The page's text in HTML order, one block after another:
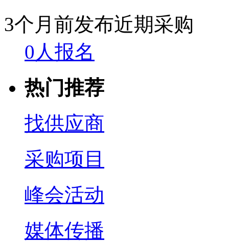
3个月前发布近期采购
0人报名
热门推荐
找供应商
采购项目
峰会活动
媒体传播